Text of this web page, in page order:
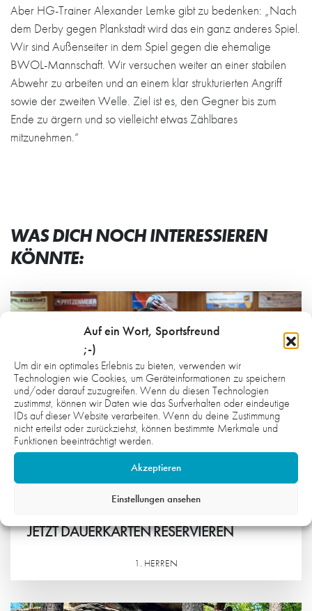
Auf ein Wort, Sportsfreund
;-)
Um dir ein optimales Erlebnis zu bieten, verwenden wir
Technologien wie Cookies, um Geräteinformationen zu speichern
und/oder darauf zuzugreifen. Wenn du diesen Technologien
zustimmst, können wir Daten wie das Surfverhalten oder eindeutige
IDs auf dieser Website verarbeiten. Wenn du deine Zustimmung
nicht erteilst oder zurückziehst, können bestimmte Merkmale und
Funktionen beeinträchtigt werden.
Akzeptieren
Einstellungen ansehen
Aber HG-Trainer Alexander Lemke gibt zu bedenken: „Nach
dem Derby gegen Plankstadt wird das ein ganz anderes Spiel.
Wir sind Außenseiter in dem Spiel gegen die ehemalige
BWOL-Mannschaft. Wir versuchen weiter an einer stabilen
Abwehr zu arbeiten und an einem klar strukturierten Angriff
sowie der zweiten Welle. Ziel ist es, den Gegner bis zum
Ende zu ärgern und so vielleicht etwas Zählbares
mitzunehmen.“
WAS DICH NOCH INTERESSIEREN
KÖNNTE:
JETZT DAUERKARTEN RESERVIEREN
1. HERREN